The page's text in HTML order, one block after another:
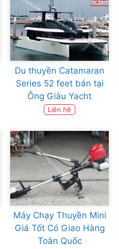
Du thuyền Catamaran
Series 52 feet bán tại
Ông Giàu Yacht
Liên hệ
Máy Chạy Thuyền Mini
Giá Tốt Có Giao Hàng
Toàn Quốc